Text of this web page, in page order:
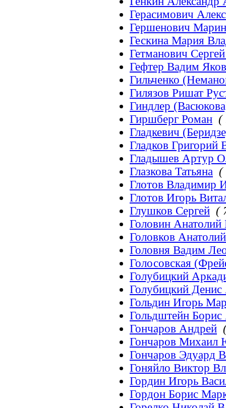
Герасимович
Гершенович
Гескина Мария
Гетманович
Гефтер Вадим
Гильченко
Гилязов Ришат
Гиндлер
Гиршберг Роман (
Гладкевич
Гладков Григорий
Гладышев Артур
Глазкова Татьяна (
Глотов Владимир
Глотов Игорь
Глушков Сергей (
Головин Анатолий
Головков
Головня Вадим
Голосовская
Голубицкий
Голубицкий Денис
Гольдин Игорь
Гольдштейн
Гончаров Андрей
Гончаров Михаил
Гончаров Эдуард
Гоняйло Виктор
Гордин Игорь
Гордон Борис